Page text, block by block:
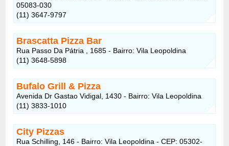
05083-030
(11) 3647-9797
Brascatta Pizza Bar
Rua Passo Da Pátria , 1685 - Bairro: Vila Leopoldina
(11) 3648-5898
Bufalo Grill & Pizza
Avenida Dr Gastao Vidigal, 1430 - Bairro: Vila Leopoldina
(11) 3833-1010
City Pizzas
Rua Schilling, 146 - Bairro: Vila Leopoldina - CEP: 05302-